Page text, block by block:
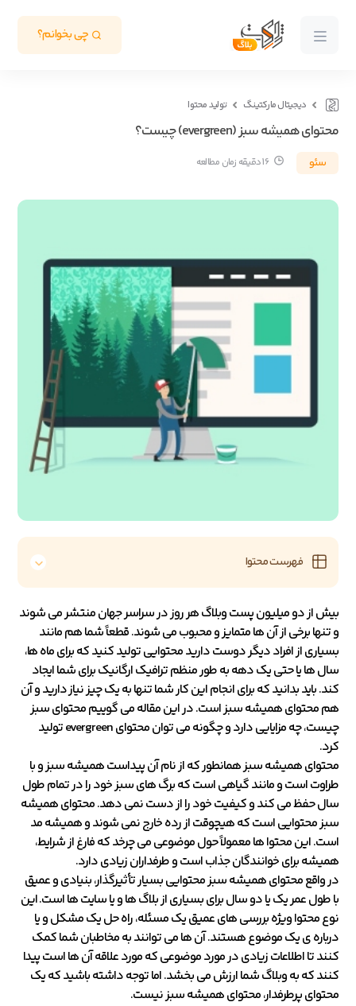
چی بخوانم؟
دیجیتال مارکتینگ تولید محتوا
محتوای همیشه سبز (evergreen) چیست؟
سئو 16 دقیقه زمان مطالعه
فهرست محتوا
بیش از دو میلیون پست وبلاگ هر روز در سراسر جهان منتشر می شوند
و تنها برخی از آن ها متمایز و محبوب می شوند. قطعاً شما هم مانند
بسیاری از افراد دیگر دوست دارید محتوایی تولید کنید که برای ماه ها،
سال ها یا حتی یک دهه به طور منظم ترافیک ارگانیک برای شما ایجاد
کند. باید بدانید که برای انجام این کار شما تنها به یک چیز نیاز دارید و آن
هم محتوای همیشه سبز است. در این مقاله می گوییم محتوای سبز
چیست، چه مزایایی دارد و چگونه می توان محتوای evergreen تولید
کرد.
محتوای همیشه سبز همانطور که از نام آن پیداست همیشه سبز و با
طراوت است و مانند گیاهی است که برگ های سبز خود را در تمام طول
سال حفظ می کند و کیفیت خود را از دست نمی دهد. محتوای همیشه
سبز محتوایی است که هیچوقت از رده خارج نمی شوند و همیشه مد
است. این محتوا ها معمولاً حول موضوعی می چرخد که فارغ از شرایط،
همیشه برای خوانندگان جذاب است و طرفداران زیادی دارد.
در واقع محتوای همیشه سبز محتوایی بسیار تأثیرگذار، بنیادی و عمیق
با طول عمر یک یا دو سال برای بسیاری از بلاگ ها و یا سایت ها است. این
نوع محتوا ویژه بررسی های عمیق یک مسئله، راه حل یک مشکل و یا
درباره ی یک موضوع هستند. آن ها می توانند به مخاطبان شما کمک
کنند تا اطلاعات زیادی در مورد موضوعی که مورد علاقه آن ها است پیدا
کنند که به وبلاگ شما ارزش می بخشد. اما توجه داشته باشید که یک
محتوای پرطرفدار، محتوای همیشه سبز نیست.